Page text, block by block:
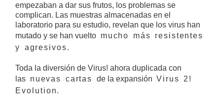
empezaban a dar sus frutos, los problemas se
complican. Las muestras almacenadas en el
laboratorio para su estudio, revelan que los virus han
mutado y se han vuelto mucho más resistentes
y agresivos.
Toda la diversión de Virus! ahora duplicada con
las nuevas cartas de la expansión Virus 2!
Evolution.